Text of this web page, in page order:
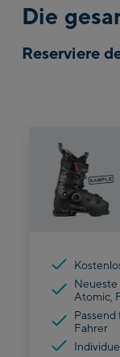
Die
Reserviere
Neueste
Atomic,
Fahrer